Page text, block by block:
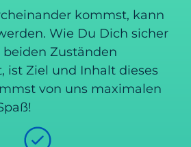
kommst, kann
Wie Du Dich sicher
Zuständen
ist Ziel und Inhalt dieses
von uns maximalen